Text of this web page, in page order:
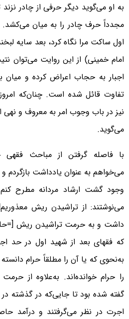
به او می‌گوید دیگر حرفی از چادر
مجدداً حرف چادر را به میان می‌کشد.
اول ساکت مرا نگاه کرد، بعد سایه
امام خمینی) از این روایت می‌توان
اجبار به حجاب اعراض کرده و
تفاوت قائل شده است. چنان‌که
نیز در باب وجوب امر به معروف و
می‌گوید.
با فاصله گرفتن از مباحث
می‌خواهم به عنوان یادداشت بازگردم
وجود گشت ارشاد مردانه مطرح
می‌نوشتند: از تراشیدن ریش
داشت و به حرمت تراشیدن ریش
که فقهای بعد از شهید اول در حد
به‌نحوی که یا آن را مطلقاً حرام
را حرام خوانده‌اند. به‌علاوه از
گفته شده بود تا جایی‌که در گذشته
اجرت‌ در نظر می‌گرفتند و درآمد